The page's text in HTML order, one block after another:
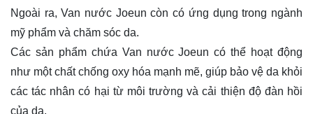
Ngoài ra, Van nước Joeun còn có ứng dụng trong ngành
mỹ phẩm và chăm sóc da.
Các sản phẩm chứa Van nước Joeun có thể hoạt động
như một chất chống oxy hóa mạnh mẽ, giúp bảo vệ da khỏi
các tác nhân có hại từ môi trường và cải thiện độ đàn hồi
của da.